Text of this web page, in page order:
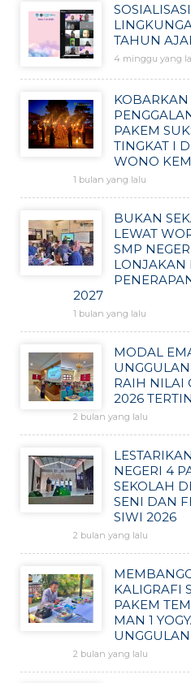
TAHUN
4 minggu yang
PAKEM
TINGKAT I
WONO
1 bulan yang lalu
BUKAN
LEWAT
SMP
LONJAKAN
2027
1 bulan yang lalu
MODAL
RAIH NILAI
2026
2 bulan yang lalu
NEGERI 4
SEKOLAH
SENI DAN
SIWI 2026
2 bulan yang lalu
KALIGRAFI
PAKEM
MAN 1
UNGGULAN
2 bulan yang lalu